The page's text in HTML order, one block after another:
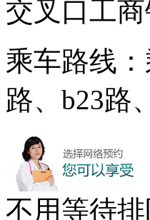
交叉口工商
乘车路线
路、b23路
不用等待